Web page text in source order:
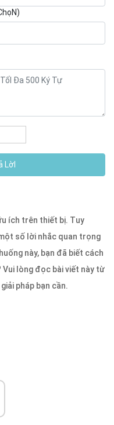
LờI
ích trên thiết bị. Tuy
số lời nhắc quan trọng
này, bạn đã biết cách
Vui lòng đọc bài viết này từ
pháp bạn cần.